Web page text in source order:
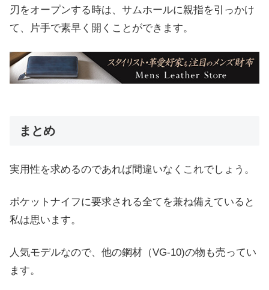
刃をオープンする時は、サムホールに親指を引っかけ
て、片手で素早く開くことができます。
まとめ
実用性を求めるのであれば間違いなくこれでしょう。
ポケットナイフに要求される全てを兼ね備えていると
私は思います。
人気モデルなので、他の鋼材（VG-10)の物も売ってい
ます。